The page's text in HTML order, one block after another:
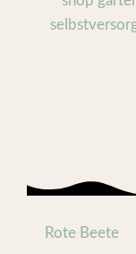
Rote Beete